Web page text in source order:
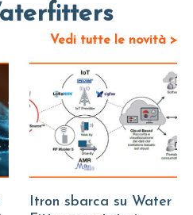
Vedi tutte le novità >
Itron sbarca su Water